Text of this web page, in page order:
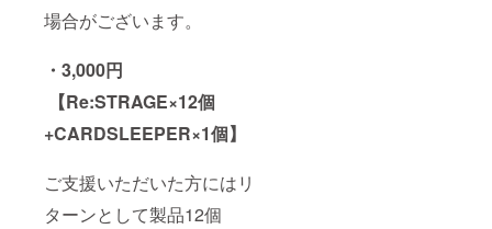
場合がございます。
・3,000円
【Re:STRAGE×12個
+CARDSLEEPER×1個】
ご支援いただいた方にはリ
ターンとして製品12個